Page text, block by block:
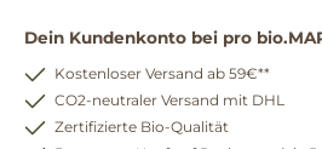
Dein Kundenkonto bei pro
Kostenloser Versand ab 59€**
CO2-neutraler Versand mit DHL
Zertifizierte Bio-Qualität